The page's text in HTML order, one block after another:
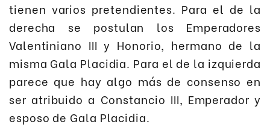
tienen varios pretendientes. Para el de la
derecha se postulan los Emperadores
Valentiniano III y Honorio, hermano de la
misma Gala Placidia. Para el de la izquierda
parece que hay algo más de consenso en
ser atribuido a Constancio III, Emperador y
esposo de Gala Placidia.